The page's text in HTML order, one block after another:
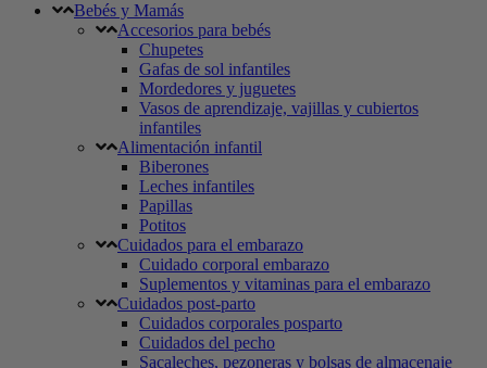
Bebés y Mamás
Accesorios para bebés
Chupetes
Gafas de sol infantiles
Mordedores y juguetes
Vasos de aprendizaje, vajillas y cubiertos
infantiles
Alimentación infantil
Biberones
Leches infantiles
Papillas
Potitos
Cuidados para el embarazo
Cuidado corporal embarazo
Suplementos y vitaminas para el embarazo
Cuidados post-parto
Cuidados corporales posparto
Cuidados del pecho
Sacaleches, pezoneras y bolsas de almacenaje